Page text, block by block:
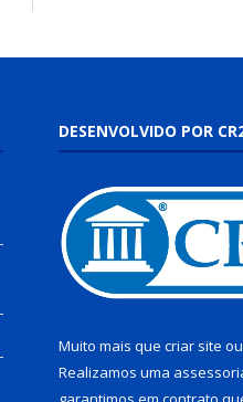
DESENVOLVIDO POR
Muito mais que criar site ou
Realizamos uma